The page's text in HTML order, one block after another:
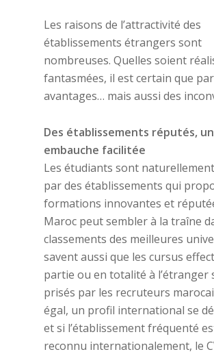
Les raisons de l’attractivité des
établissements étrangers sont
nombreuses. Quelles soient
fantasmées, il est certain que
avantages… mais aussi des
Des établissements réputés,
embauche facilitée
Les étudiants sont
par des établissements qui
formations innovantes et
Maroc peut sembler à la traîne
classements des meilleures
savent aussi que les cursus
partie ou en totalité à l’étranger
prisés par les recruteurs
égal, un profil international se
et si l’établissement fréquenté
reconnu internationalement, le